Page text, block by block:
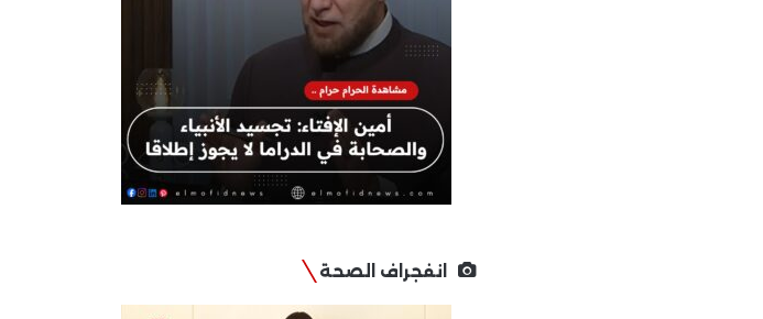
انفجراف الصحة